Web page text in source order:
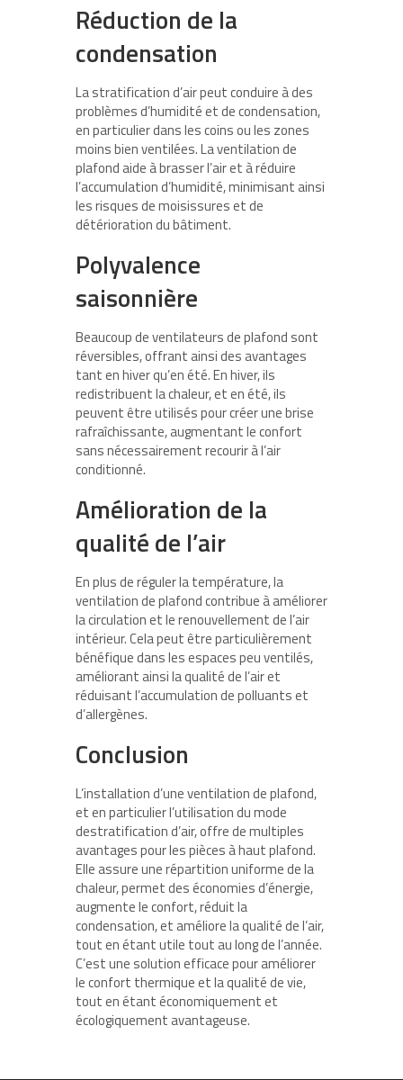
Réduction de la
condensation
La stratification d’air peut conduire à des
problèmes d’humidité et de condensation,
en particulier dans les coins ou les zones
moins bien ventilées. La ventilation de
plafond aide à brasser l’air et à réduire
l’accumulation d’humidité, minimisant ainsi
les risques de moisissures et de
détérioration du bâtiment.
Polyvalence
saisonnière
Beaucoup de ventilateurs de plafond sont
réversibles, offrant ainsi des avantages
tant en hiver qu’en été. En hiver, ils
redistribuent la chaleur, et en été, ils
peuvent être utilisés pour créer une brise
rafraîchissante, augmentant le confort
sans nécessairement recourir à l’air
conditionné.
Amélioration de la
qualité de l’air
En plus de réguler la température, la
ventilation de plafond contribue à améliorer
la circulation et le renouvellement de l’air
intérieur. Cela peut être particulièrement
bénéfique dans les espaces peu ventilés,
améliorant ainsi la qualité de l’air et
réduisant l’accumulation de polluants et
d’allergènes.
Conclusion
L’installation d’une ventilation de plafond,
et en particulier l’utilisation du mode
destratification d’air, offre de multiples
avantages pour les pièces à haut plafond.
Elle assure une répartition uniforme de la
chaleur, permet des économies d’énergie,
augmente le confort, réduit la
condensation, et améliore la qualité de l’air,
tout en étant utile tout au long de l’année.
C’est une solution efficace pour améliorer
le confort thermique et la qualité de vie,
tout en étant économiquement et
écologiquement avantageuse.